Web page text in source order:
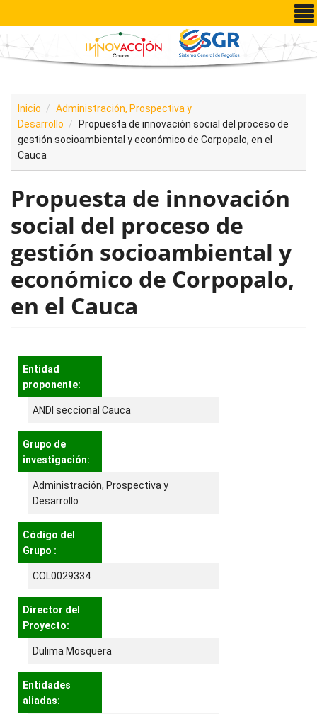
Pasar al contenido principal
Inicio
Administración, Prospectiva y
Desarrollo
Propuesta de innovación social del proceso de
gestión socioambiental y económico de Corpopalo, en el
Cauca
Propuesta de innovación
social del proceso de
gestión socioambiental y
económico de Corpopalo,
en el Cauca
Entidad
proponente:
ANDI seccional Cauca
Grupo de
investigación:
Administración, Prospectiva y
Desarrollo
Código del
Grupo :
COL0029334
Director del
Proyecto:
Dulima Mosquera
Entidades
aliadas: